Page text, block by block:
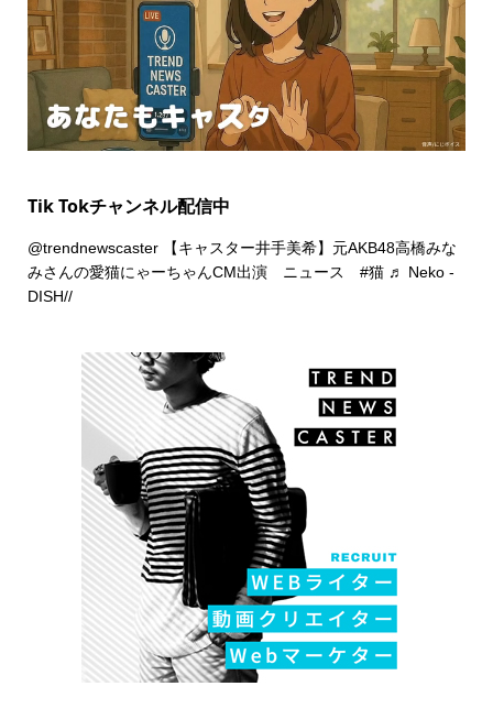
Tik Tokチャンネル配信中
@trendnewscaster【キャスター井手美希】元AKB48高橋みな
みさんの愛猫にゃーちゃんCM出演 ニュース #猫 ♬ Neko -
DISH//